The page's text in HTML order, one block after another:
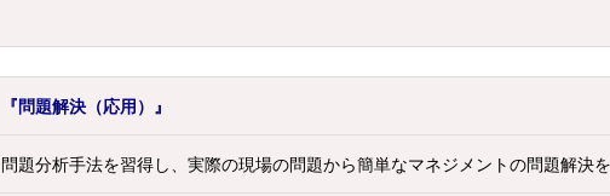
『問題解決（応用）』
問題分析手法を習得し、実際の現場の問題から簡単なマネジメントの問題解決を